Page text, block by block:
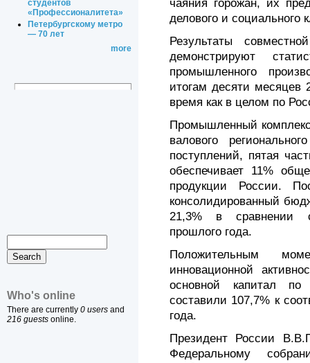
студентов
«Профессионалитета»
Петербургскому метро
— 70 лет
more
Who's online
There are currently 0 users and
216 guests online.
чаяния горожан, их
делового и социального
Результаты
демонстрируют
промышленного
итогам десяти месяцев
время как в целом по
Промышленный комплекс
валового
поступлений, пятая
обеспечивает 11%
продукции России.
консолидированный
21,3% в сравнении
прошлого года.
Положительным
инновационной
основной капитал по
составили 107,7% к
года.
Президент России
Федеральному